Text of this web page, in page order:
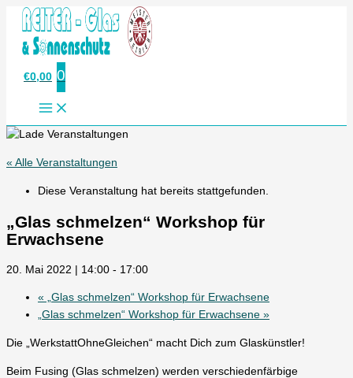
Zum
Inhalt
springen
€0,00 0
« Alle Veranstaltungen
Diese Veranstaltung hat bereits stattgefunden.
„Glas schmelzen“ Workshop für
Erwachsene
20. Mai 2022 | 14:00 - 17:00
« „Glas schmelzen“ Workshop für Erwachsene
„Glas schmelzen“ Workshop für Erwachsene »
Die „WerkstattOhneGleichen“ macht Dich zum Glaskünstler!
Beim Fusing (Glas schmelzen) werden verschiedenfärbige